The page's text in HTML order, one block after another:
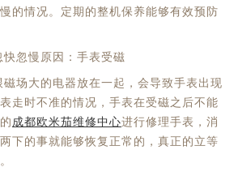
的情况。定期的整机保养能够有效预防
忽慢原因：手表受磁
大的电器放在一起，会导致手表出现
走时不准的情况，手表在受磁之后不能
成都欧米茄维修中心进行修理手表，消
下的事就能够恢复正常的，真正的立等